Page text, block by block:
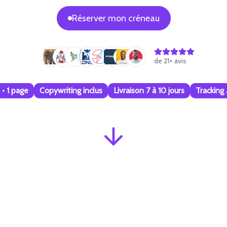
Réserver mon créneau
de21+ avis
1 page Copywriting inclus Livraison 7 à 10 jours